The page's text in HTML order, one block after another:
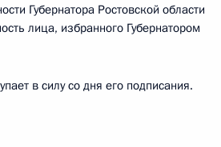
Губернатора Ростовской области
лица, избранного Губернатором
в силу со дня его подписания.